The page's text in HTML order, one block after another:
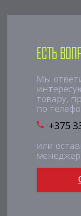
Есть
Мы
товару,
по
+375
или